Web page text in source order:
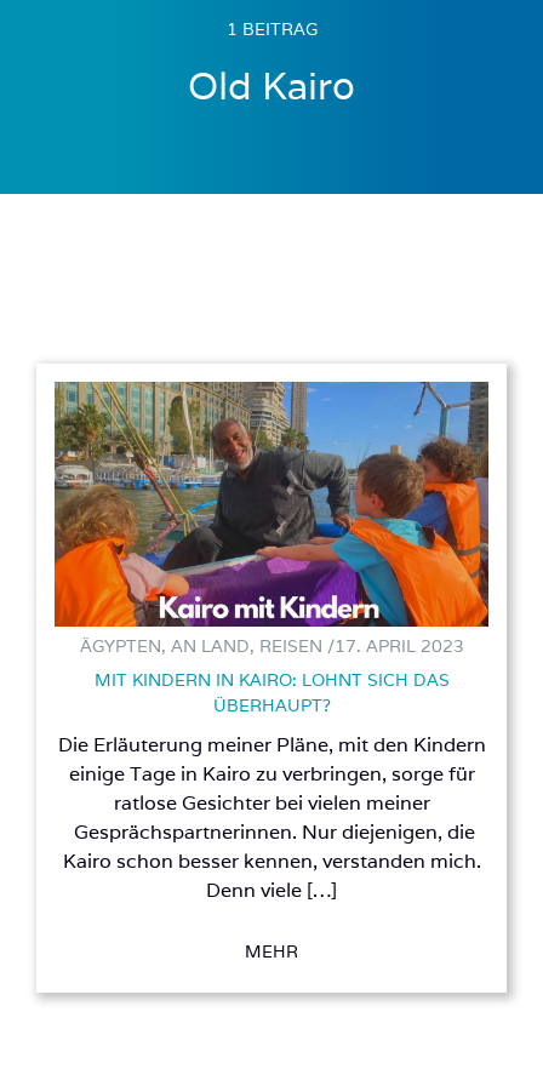
1 BEITRAG
Old Kairo
ÄGYPTEN, AN LAND, REISEN /17. APRIL 2023
MIT KINDERN IN KAIRO: LOHNT SICH DAS
ÜBERHAUPT?
Die Erläuterung meiner Pläne, mit den Kindern
einige Tage in Kairo zu verbringen, sorge für
ratlose Gesichter bei vielen meiner
Gesprächspartnerinnen. Nur diejenigen, die
Kairo schon besser kennen, verstanden mich.
Denn viele […]
MEHR